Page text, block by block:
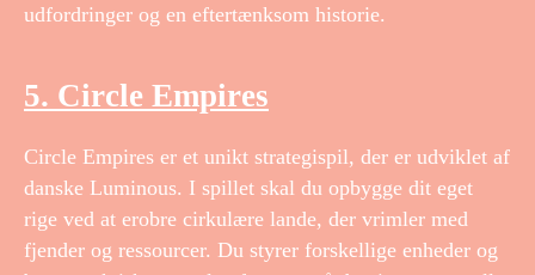
udfordringer og en eftertænksom historie.
5. Circle Empires
Circle Empires er et unikt strategispil, der er udviklet af
danske Luminous. I spillet skal du opbygge dit eget
rige ved at erobre cirkulære lande, der vrimler med
fjender og ressourcer. Du styrer forskellige enheder og